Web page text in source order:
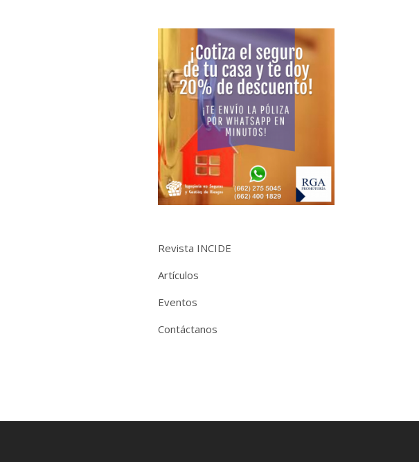
Revista INCIDE
Artículos
Eventos
Contáctanos